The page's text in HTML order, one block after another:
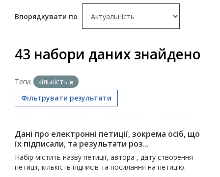
Впорядкувати по
43 набори даних знайдено
Теги:
кількість
Фільтрувати результати
Дані про електронні петиції, зокрема осіб, що
їх підписали, та результати роз...
Набір містить назву петиції, автора , дату створення
петиції, кількість підписів та посилання на петицію.